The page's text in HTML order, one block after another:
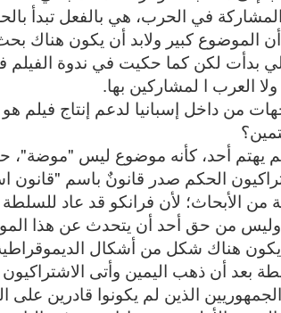
في الحرب، هي بالفعل تبدأ
الموضوع كبير ولابد أن يكون هناك
بدأت لكن كما حكيت في ندوة الفيلم
ولا العرب ا لمشاركين بها.
من داخل إسبانيا لدعم إنتاج فيلم
يهتم أحد، كأنه موضوع ليس "موضة"،
تولى الاشتراكيون الحكم صدر قانونٌ باسم
من الأبحاث؛ لأن فرانكو قد عاد
من حق أحد أن يتحدث عن هذا
هناك شكل من أشكال
بعد أن ذهب اليمين وأتى
الجمهوريين الذين لم يكونوا قادرين على